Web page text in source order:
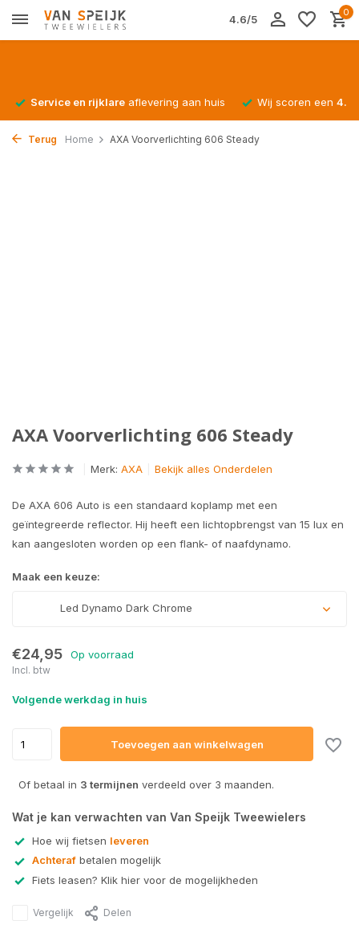
4.6/5
0
Service en rijklare aflevering aan huis Wij scoren een
Terug Home AXA Voorverlichting 606 Steady
AXA Voorverlichting 606 Steady
Merk: AXA Bekijk alles Onderdelen
De AXA 606 Auto is een standaard koplamp met een
geïntegreerde reflector. Hij heeft een lichtopbrengst van 15 lux en
kan aangesloten worden op een flank- of naafdynamo.
Maak een keuze:
Led Dynamo Dark Chrome
€24,95 Op voorraad
Incl. btw
Volgende werkdag in huis
Toevoegen aan winkelwagen
Of betaal in 3 termijnen verdeeld over 3 maanden.
Wat je kan verwachten van Van Speijk Tweewielers
Hoe wij fietsen leveren
Achteraf betalen mogelijk
Fiets leasen? Klik hier voor de mogelijkheden
Vergelijk Delen